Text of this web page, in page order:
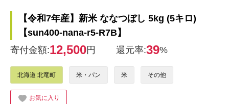
【令和7年産】新米 ななつぼし 5kg (5キロ)
【sun400-nana-r5-R7B】
寄付金額:12,500円 還元率:39%
北海道 北竜町 米・パン 米 その他
お気に入り